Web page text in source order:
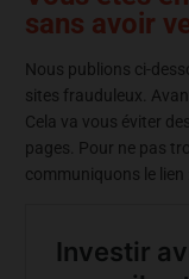
sans avoir
Nous publions ci-
sites frauduleux.
Cela va vous éviter
pages. Pour ne pas
communiquons le lien :